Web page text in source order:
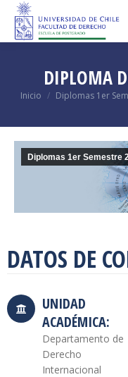
DIPLOMA
Estás aquí:
Inicio Diplomas 1er
Diplomas 1er Semestre
DATOS DE
UNIDAD
ACADÉMICA:
Departamento de
Derecho
Internacional